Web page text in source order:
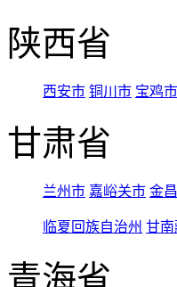
陕西省
西安市 铜川市 宝鸡市
甘肃省
兰州市 嘉峪关市 金
临夏回族自治州 甘南
青海省